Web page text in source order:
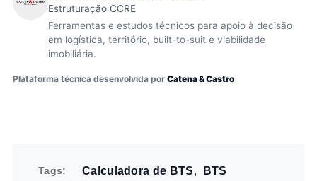
Estruturação CCRE
Ferramentas e estudos técnicos para apoio à decisão
em logística, território, built-to-suit e viabilidade
imobiliária.
Plataforma técnica desenvolvida por Catena & Castro
Tags Calculadora de BTS BTS